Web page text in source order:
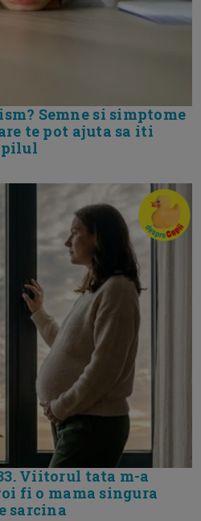
Semne si simptome
te pot ajuta sa iti
Viitorul tata m-a
fi o mama singura
sarcina